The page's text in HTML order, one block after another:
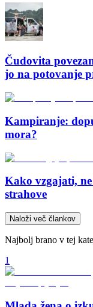
Čudovita
jo na potovanje
Kampiranje:
mora?
Kako vzgajati,
strahove
Naloži več člankov
Najbolj brano v tej
1